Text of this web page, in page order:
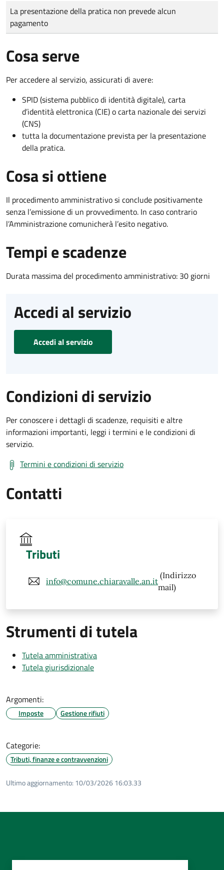
Tipo di pagamento
Importo
La presentazione della pratica non prevede alcun
pagamento
Cosa serve
Per accedere al servizio, assicurati di avere:
SPID (sistema pubblico di identità digitale), carta
d’identità elettronica (CIE) o carta nazionale dei servizi
(CNS)
tutta la documentazione prevista per la presentazione
della pratica.
Cosa si ottiene
Il procedimento amministrativo si conclude positivamente
senza l’emissione di un provvedimento. In caso contrario
l’Amministrazione comunicherà l’esito negativo.
Tempi e scadenze
Durata massima del procedimento amministrativo: 30 giorni
Accedi al servizio
Accedi al servizio
Condizioni di servizio
Per conoscere i dettagli di scadenze, requisiti e altre
informazioni importanti, leggi i termini e le condizioni di
servizio.
Termini e condizioni di servizio
Contatti
Tributi
info@comune.chiaravalle.an.it
(Indirizzo
mail)
Strumenti di tutela
Tutela amministrativa
Tutela giurisdizionale
Argomenti:
Imposte Gestione rifiuti
Categorie:
Tributi, finanze e contravvenzioni
Ultimo aggiornamento: 10/03/2026 16:03.33